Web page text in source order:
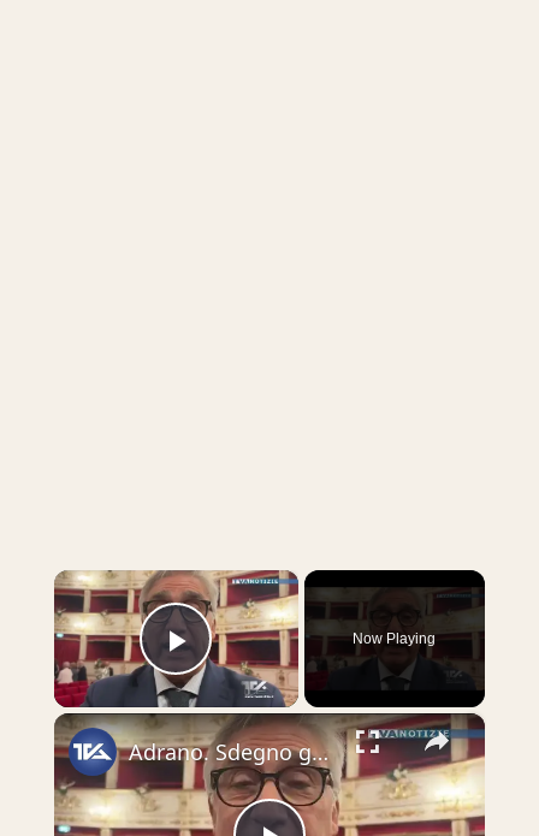
×
Play Video
Now Playing
×
Adrano. Sdegno generale per la lettera anonima di insulti e minacce al sindaco Mancuso. Anche oggi t